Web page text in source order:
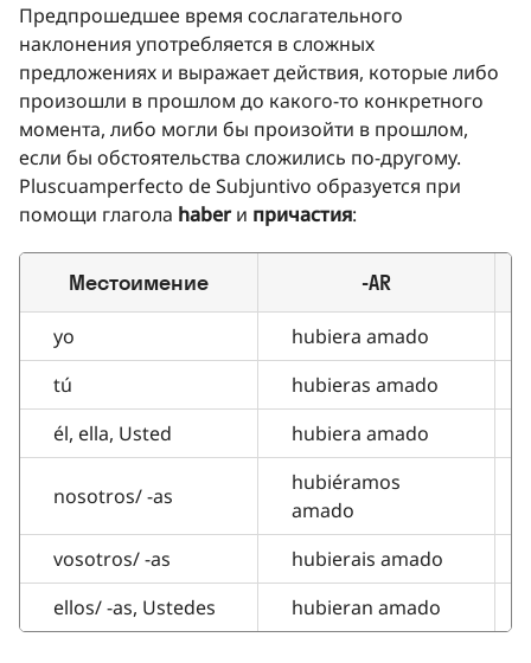
Предпрошедшее время сослагательного
наклонения употребляется в сложных
предложениях и выражает действия, которые либо
произошли в прошлом до какого-то конкретного
момента, либо могли бы произойти в прошлом,
если бы обстоятельства сложились по-другому.
Pluscuamperfecto de Subjuntivo образуется при
помощи глагола haberи причастия:
Местоимение -AR
yo hubiera amado
tú
hubieras amado
él, ella, Usted
hubiera amado
nosotros/ -as
hubiéramos
amado
vosotros/ -as
hubierais amado
ellos/ -as, Ustedes
hubieran amado